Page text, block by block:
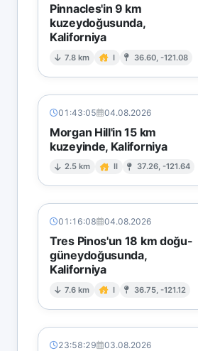
Pinnacles'in 9 km
kuzeydoğusunda,
Kaliforniya
7.8 km I 36.60, -121.08
01:43:05 04.08.2026
Morgan Hill'in 15 km
kuzeyinde, Kaliforniya
2.5 km II 37.26, -121.64
01:16:08 04.08.2026
Tres Pinos'un 18 km doğu-
güneydoğusunda,
Kaliforniya
7.6 km I 36.75, -121.12
23:58:29 03.08.2026